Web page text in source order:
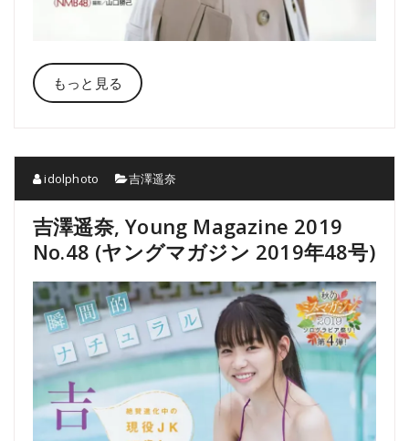
もっと見る
idolphoto 吉澤遥奈
吉澤遥奈, Young Magazine 2019
No.48 (ヤングマガジン 2019年48号)